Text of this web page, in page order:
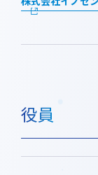
役員